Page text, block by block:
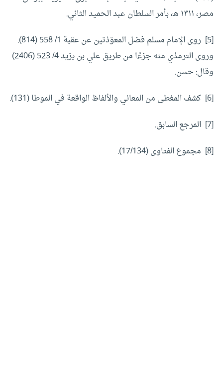
مصر، ١٣١١ هـ، بأمر السلطان عبد الحميد الثاني.
[5] روى الإمام مسلم فضل المعوّذتين عن عقبة 1/ 558 (814).
وروى الترمذي منه جزءًا من طريق علي بن يزيد 4/ 523 (2406)
وقال: حسن.
[6] كشف المغطى من المعاني والألفاظ الواقعة في الموطا (131).
[7] المرجع السابق.
[8] مجموع الفتاوى (17/134).